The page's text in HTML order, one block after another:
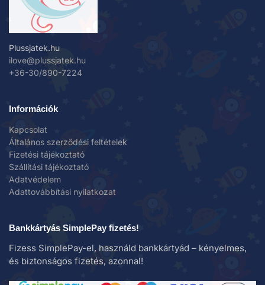
Plussjatek.hu
ilove@plussjatek.hu
+36-30/890-7224
Információk
Kapcsolat
Általános szerződési feltételek
Fizetési tájékoztató
Szállítási tájékoztató
Adatvédelem
Adattovábbítási nyilatkozat
Bankkártyás SimplePay fizetés!
Fizess SimplePay-el, használd bankkártyád – kényelmes,
és biztonságos fizetés, azonnal!